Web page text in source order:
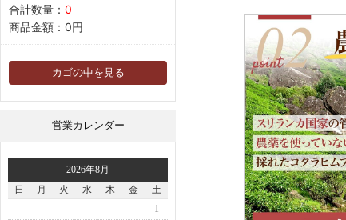
合計数量： 0
商品金額： 0円
カゴの中を見る
営業カレンダー
2026年8月
日
月 火 水 木 金
土
1